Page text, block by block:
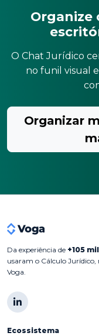
Organize
O Chat Jurídico
no funil visual
Organizar
Da experiência de +105
usaram o Cálculo Jurídico,
Voga.
Ecossistema